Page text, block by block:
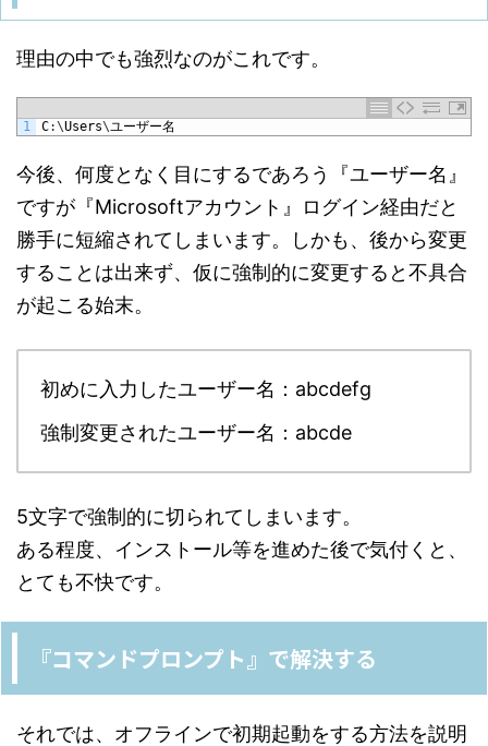
理由の中でも強烈なのがこれです。
1 C:\Users\ ユーザー名
今後、何度となく目にするであろう『ユーザー名』
ですが『Microsoftアカウント』ログイン経由だと
勝手に短縮されてしまいます。しかも、後から変更
することは出来ず、仮に強制的に変更すると不具合
が起こる始末。
初めに入力したユーザー名：abcdefg
強制変更されたユーザー名：abcde
5文字で強制的に切られてしまいます。
ある程度、インストール等を進めた後で気付くと、
とても不快です。
『コマンドプロンプト』で解決する
それでは、オフラインで初期起動をする方法を説明